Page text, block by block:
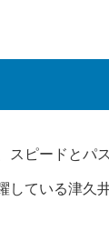
スピードとパ
している津久